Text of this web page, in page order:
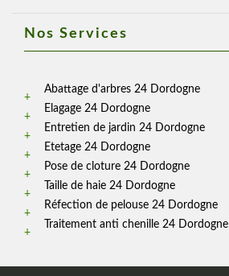
Nos Services
Abattage d'arbres 24 Dordogne
Elagage 24 Dordogne
Entretien de jardin 24 Dordogne
Etetage 24 Dordogne
Pose de cloture 24 Dordogne
Taille de haie 24 Dordogne
Réfection de pelouse 24 Dordogne
Traitement anti chenille 24 Dordogne